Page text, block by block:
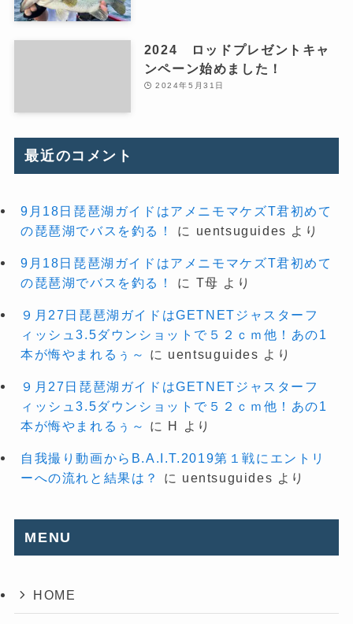
2024 ロッドプレゼントキャ
ンペーン始めました！
2024年5月31日
最近のコメント
9月18日琵琶湖ガイドはアメニモマケズT君初めて
の琵琶湖でバスを釣る！
に uentsuguides より
9月18日琵琶湖ガイドはアメニモマケズT君初めて
の琵琶湖でバスを釣る！
に T母 より
９月27日琵琶湖ガイドはGETNETジャスターフ
ィッシュ3.5ダウンショットで５２ｃｍ他！あの1
本が悔やまれるぅ～
に uentsuguides より
９月27日琵琶湖ガイドはGETNETジャスターフ
ィッシュ3.5ダウンショットで５２ｃｍ他！あの1
本が悔やまれるぅ～
に H より
自我撮り動画からB.A.I.T.2019第１戦にエントリ
ーへの流れと結果は？
に uentsuguides より
MENU
HOME